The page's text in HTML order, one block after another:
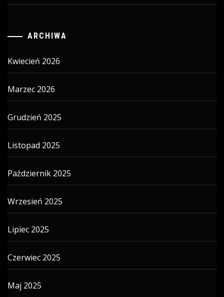
ARCHIWA
Kwiecień 2026
Marzec 2026
Grudzień 2025
Listopad 2025
Październik 2025
Wrzesień 2025
Lipiec 2025
Czerwiec 2025
Maj 2025